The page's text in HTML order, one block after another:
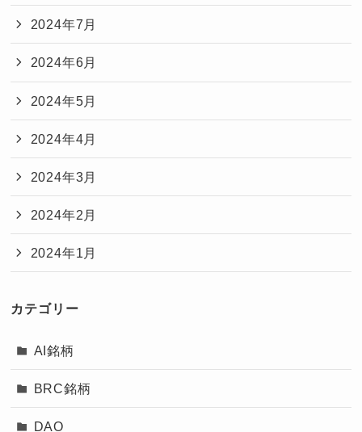
2024年7月
2024年6月
2024年5月
2024年4月
2024年3月
2024年2月
2024年1月
カテゴリー
AI銘柄
BRC銘柄
DAO